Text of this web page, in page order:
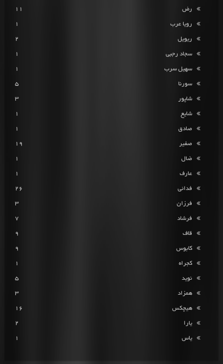
رض 11
رویا عرب 1
ریویل 2
سجاد رجبی 1
سهیل سرب 1
سورنا 5
شاپور 3
شایع 1
صادق 1
صفیر 19
ضال 1
عارف 1
فدائی 26
فرزان 3
فرشاد 7
قاف 9
کابوس 9
کجراه 1
نوید 5
همزاد 3
هیچکس 16
یارا 2
یاس 1